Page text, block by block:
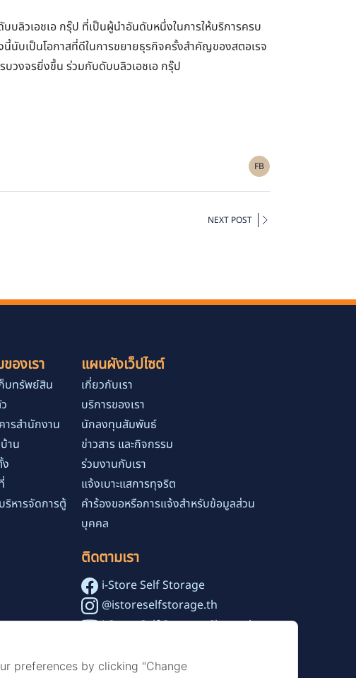
บลิวเอชเอ กรุ๊ป ที่เป็นผู้นำอันดับหนึ่งในการให้บริการครบ
นับเป็นโอกาสที่ดีในการขยายธุรกิจครั้งสำคัญของสตอเรจ
บวงจรยิ่งขึ้น ร่วมกับดับบลิวเอชเอ กรุ๊ป
FB
NEXT POST
องเรา
บทรัพย์สิน
ารสำนักงาน
าน
ริหารจัดการตู้
แผนผังเว็ปไซต์
เกี่ยวกับเรา
บริการของเรา
นักลงทุนสัมพันธ์
ข่าวสาร และกิจกรรม
ร่วมงานกับเรา
แจ้งเบาะแสการทุจริต
คำร้องขอหรือการแจ้งสำหรับข้อมูลส่วน
บุคคล
ติดตามเรา
i-Store Self Storage
@istoreselfstorage.th
i-Store Self Storage Channel
preferences by clicking "Change